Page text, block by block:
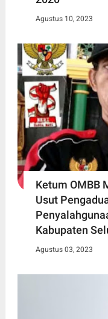
Agustus 10, 2023
Ketum OMBB
Usut
Kabupaten
Agustus 03, 2023